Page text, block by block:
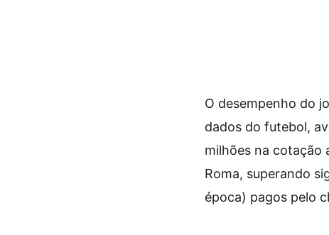
O desempenho do
dados do futebol,
milhões na cotação
Roma, superando
época) pagos pelo